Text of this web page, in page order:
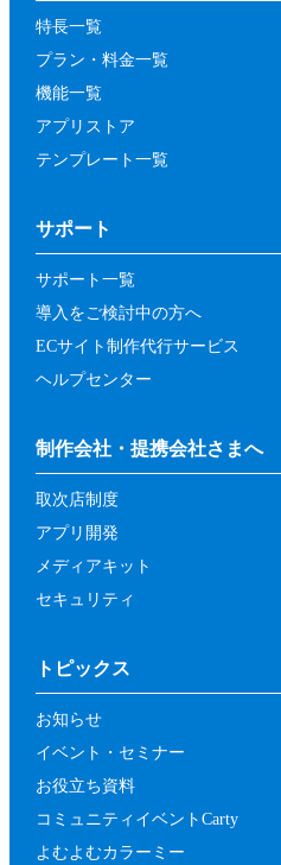
特長一覧
プラン・料金一覧
機能一覧
アプリストア
テンプレート一覧
サポート
サポート一覧
導入をご検討中の方へ
ECサイト制作代行サービス
ヘルプセンター
制作会社・提携会社さまへ
取次店制度
アプリ開発
メディアキット
セキュリティ
トピックス
お知らせ
イベント・セミナー
お役立ち資料
コミュニティイベントCarty
よむよむカラーミー